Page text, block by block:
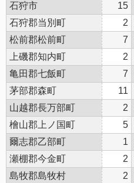
石狩市
15
石狩郡当別町
2
松前郡松前町
7
上磯郡知内町
2
亀田郡七飯町
7
茅部郡森町
11
山越郡長万部町
2
檜山郡上ノ国町
5
爾志郡乙部町
1
瀬棚郡今金町
2
島牧郡島牧村
2